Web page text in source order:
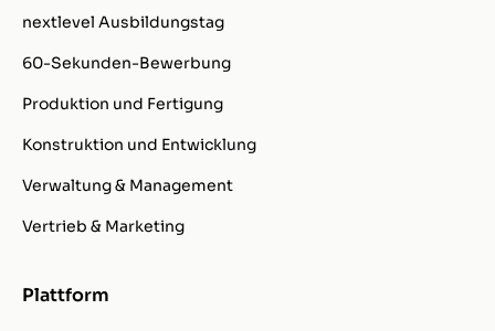
nextlevel Ausbildungstag
60-Sekunden-Bewerbung
Produktion und Fertigung
Konstruktion und Entwicklung
Verwaltung & Management
Vertrieb & Marketing
Plattform